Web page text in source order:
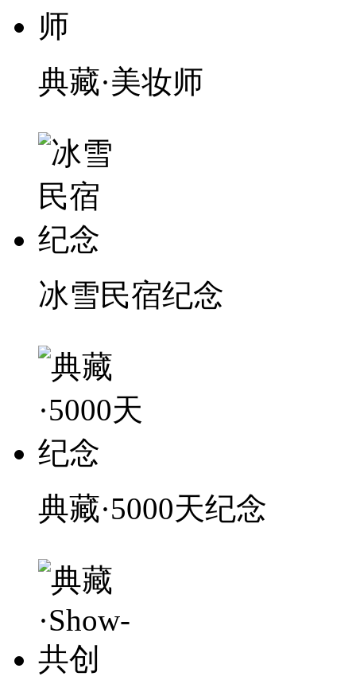
典藏·美妆师
冰雪民宿纪念
典藏·5000天纪念